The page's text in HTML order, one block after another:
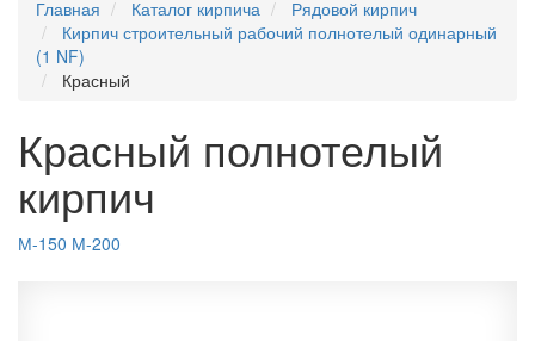
Главная Каталог кирпича
Рядовой кирпич
Кирпич строительный рабочий полнотелый одинарный
(1 NF)
Красный
Красный полнотелый
кирпич
М-150 М-200